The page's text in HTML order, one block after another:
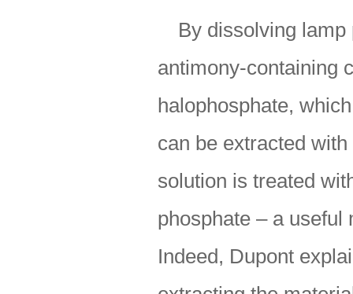
By dissolving
antimony-containing
halophosphate,
can be extracted
solution is treated
phosphate – a
Indeed, Dupont